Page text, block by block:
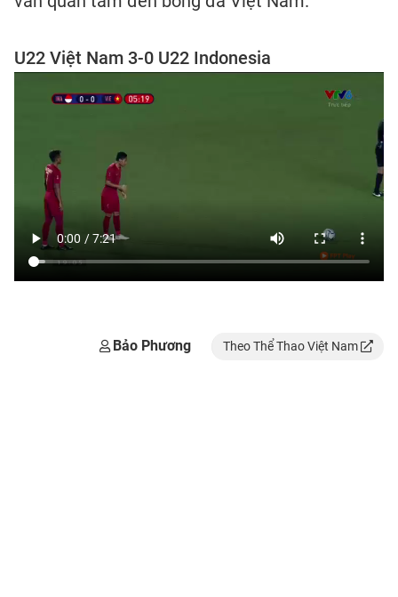
U22 Việt Nam 3-0 U22 Indonesia
Bảo Phương Theo Thể Thao Việt Nam